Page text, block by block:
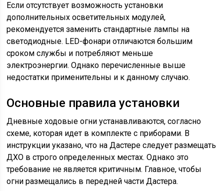
Если отсутствует возможность установки
дополнительных осветительных модулей,
рекомендуется заменить стандартные лампы на
светодиодные. LED-фонари отличаются большим
сроком службы и потребляют меньше
электроэнергии. Однако перечисленные выше
недостатки применительны и к данному случаю.
Основные правила установки
Дневные ходовые огни устанавливаются, согласно
схеме, которая идет в комплекте с приборами. В
инструкции указано, что на Дастере следует размещать
ДХО в строго определенных местах. Однако это
требование не является критичным. Главное, чтобы
огни размещались в передней части Дастера.